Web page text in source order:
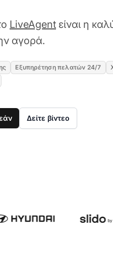
LiveAgent είναι η
αγορά.
Εξυπηρέτηση πελατών 24/7
Δείτε βίντεο